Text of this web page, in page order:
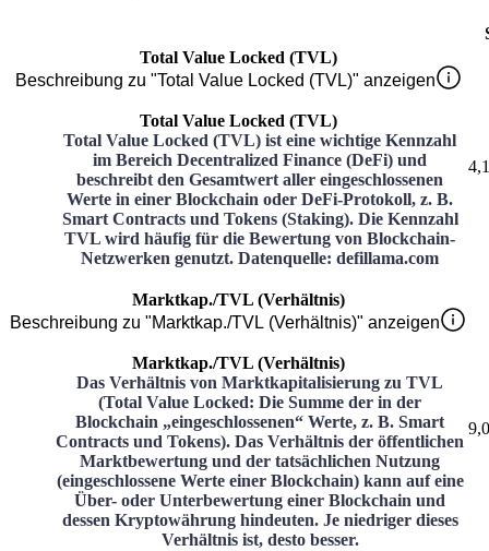
Total Value Locked (TVL)
Beschreibung zu "Total Value Locked (TVL)" anzeigen
Total Value Locked (TVL)
Total Value Locked (TVL) ist eine wichtige Kennzahl
im Bereich Decentralized Finance (DeFi) und
beschreibt den Gesamtwert aller eingeschlossenen
Werte in einer Blockchain oder DeFi-Protokoll, z. B.
Smart Contracts und Tokens (Staking). Die Kennzahl
TVL wird häufig für die Bewertung von Blockchain-
Netzwerken genutzt. Datenquelle: defillama.com
Marktkap./TVL (Verhältnis)
Beschreibung zu "Marktkap./TVL (Verhältnis)" anzeigen
Marktkap./TVL (Verhältnis)
Das Verhältnis von Marktkapitalisierung zu TVL
(Total Value Locked: Die Summe der in der
Blockchain „eingeschlossenen“ Werte, z. B. Smart
Contracts und Tokens). Das Verhältnis der öffentlichen
Marktbewertung und der tatsächlichen Nutzung
(eingeschlossene Werte einer Blockchain) kann auf eine
Über- oder Unterbewertung einer Blockchain und
dessen Kryptowährung hindeuten. Je niedriger dieses
Verhältnis ist, desto besser.